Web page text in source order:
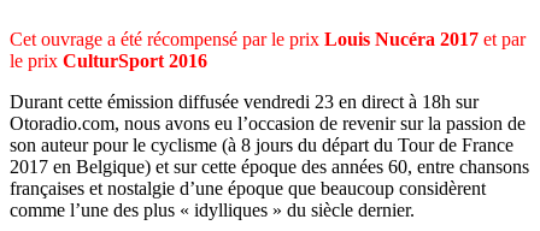
Cet ouvrage a été récompensé par le prix Louis Nucéra 2017 et par
le prix CulturSport 2016
Durant cette émission diffusée vendredi 23 en direct à 18h sur
Otoradio.com, nous avons eu l’occasion de revenir sur la passion de
son auteur pour le cyclisme (à 8 jours du départ du Tour de France
2017 en Belgique) et sur cette époque des années 60, entre chansons
françaises et nostalgie d’une époque que beaucoup considèrent
comme l’une des plus « idylliques » du siècle dernier.